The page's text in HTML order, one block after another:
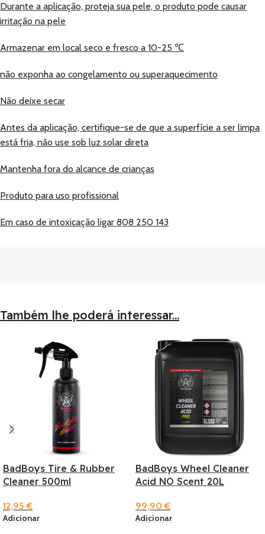
Durante a aplicação, proteja sua pele, o produto pode causar
irritação na pele
Armazenar em local seco e fresco a 10-25 ℃
não exponha ao congelamento ou superaquecimento
Não deixe secar
Antes da aplicação, certifique-se de que a superfície a ser limpa
está fria, não use sob luz solar direta
Mantenha fora do alcance de crianças
Produto para uso profissional
Em caso de intoxicação ligar 808 250 143
Também lhe poderá interessar...
BadBoys Tire & Rubber
Cleaner 500ml
12,95€
Adicionar
BadBoys Wheel Cleaner
Acid NO Scent 20L
99,90€
Adicionar